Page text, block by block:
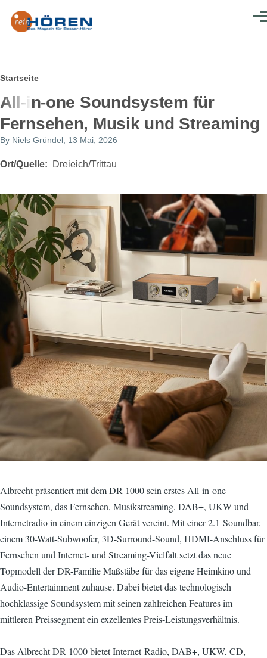
Pfadnavigation
Startseite
All-in-one Soundsystem für
Fernsehen, Musik und Streaming
By Niels Gründel , 13 Mai, 2026
Ort/Quelle Dreieich/Trittau
Albrecht präsentiert mit dem DR 1000 sein erstes All-in-one
Soundsystem, das Fernsehen, Musikstreaming, DAB+, UKW und
Internetradio in einem einzigen Gerät vereint. Mit einer 2.1-Soundbar,
einem 30-Watt-Subwoofer, 3D-Surround-Sound, HDMI-Anschluss für
Fernsehen und Internet- und Streaming-Vielfalt setzt das neue
Topmodell der DR-Familie Maßstäbe für das eigene Heimkino und
Audio-Entertainment zuhause. Dabei bietet das technologisch
hochklassige Soundsystem mit seinen zahlreichen Features im
mittleren Preissegment ein exzellentes Preis-Leistungsverhältnis.
Das Albrecht DR 1000 bietet Internet-Radio, DAB+, UKW, CD,